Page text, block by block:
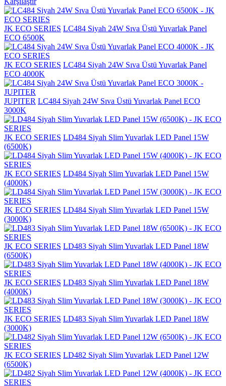
JK ECO SERIES LC484 Siyah 24W Sıva Üstü Yuvarlak Panel
ECO 6500K
JK ECO SERIES LC484 Siyah 24W Sıva Üstü Yuvarlak Panel
ECO 4000K
JUPITER LC484 Siyah 24W Sıva Üstü Yuvarlak Panel ECO
3000K
JK ECO SERIES LD484 Siyah Slim Yuvarlak LED Panel 15W
(6500K)
JK ECO SERIES LD484 Siyah Slim Yuvarlak LED Panel 15W
(4000K)
JK ECO SERIES LD484 Siyah Slim Yuvarlak LED Panel 15W
(3000K)
JK ECO SERIES LD483 Siyah Slim Yuvarlak LED Panel 18W
(6500K)
JK ECO SERIES LD483 Siyah Slim Yuvarlak LED Panel 18W
(4000K)
JK ECO SERIES LD483 Siyah Slim Yuvarlak LED Panel 18W
(3000K)
JK ECO SERIES LD482 Siyah Slim Yuvarlak LED Panel 12W
(6500K)